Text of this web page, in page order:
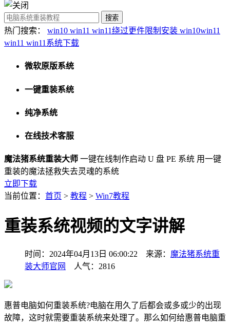
热门搜索： win10 win11 win11绕过更件限制安装 win10win11
win11 win11系统下载
微软原版系统
一键重装系统
纯净系统
在线技术客服
魔法猪系统重装大师 一键在线制作启动 U 盘 PE 系统 用一键
重装的魔法拯救失去灵魂的系统
立即下载
当前位置： 首页 > 教程 > Win7教程
重装系统视频的文字讲解
时间：2024年04月13日 06:00:22 来源： 魔法猪系统重
装大师官网
人气：2816
惠普电脑如何重装系统?电脑在用久了后都会或多或少的出现
故障，这时就需要重装系统来处理了。那么如何给惠普电脑重